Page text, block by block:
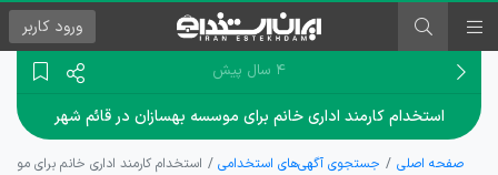
ورود کاربر
۴ سال پیش
استخدام کارمند اداری خانم برای موسسه بهسازان در قائم شهر
صفحه اصلی جستجوی آگهی‌های استخدامی استخدام کارمند اداری خانم برای